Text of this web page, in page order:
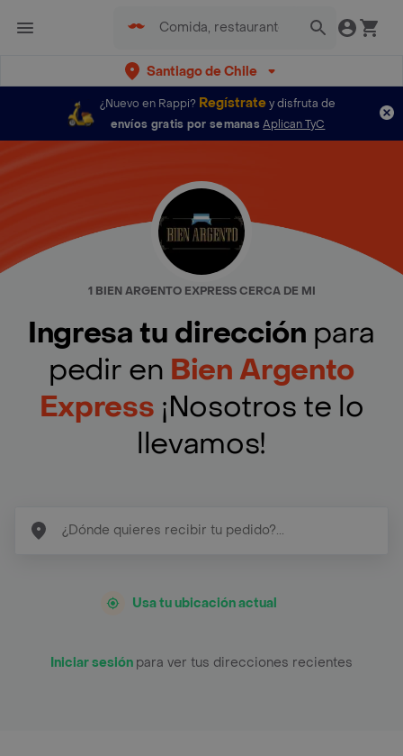
Santiago de Chile
¿Nuevo en Rappi? Regístratey disfruta de
envíos gratis por semanas Aplican TyC
1 BIEN ARGENTO EXPRESS CERCA DE MI
Ingresa tu dirección para
pedir en Bien Argento
Express ¡Nosotros te lo
llevamos!
Usa tu ubicación actual
Iniciar sesión para ver tus direcciones recientes